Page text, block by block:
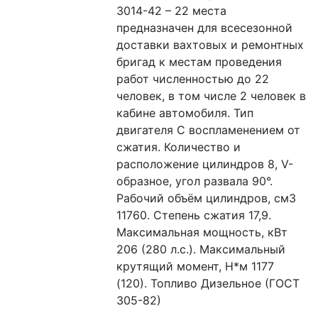
3014-42 – 22 места
предназначен для всесезонной
доставки вахтовых и ремонтных
бригад к местам проведения
работ численностью до 22
человек, в том числе 2 человек в
кабине автомобиля. Тип
двигателя С воспламенением от
сжатия. Количество и
расположение цилиндров 8, V-
образное, угол развала 90°.
Рабочий объём цилиндров, см3
11760. Степень сжатия 17,9.
Максимальная мощность, кВт
206 (280 л.с.). Максимальный
крутящий момент, Н*м 1177
(120). Топливо Дизельное (ГОСТ
305-82)